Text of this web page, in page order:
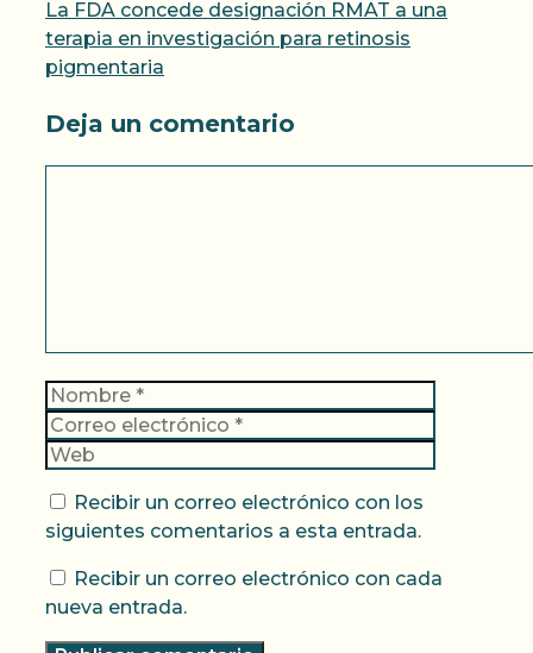
La FDA concede designación RMAT a una
terapia en investigación para retinosis
pigmentaria
Deja un comentario
Nombre
Recibir un correo electrónico con los
siguientes comentarios a esta entrada.
Recibir un correo electrónico con cada
nueva entrada.